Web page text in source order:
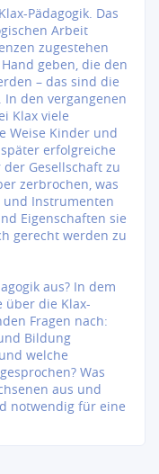
Pädagogik. Das
Arbeit
zugestehen
geben, die den
– das sind die
In den vergangenen
Klax viele
Weise Kinder und
erfolgreiche
Gesellschaft zu
zerbrochen, was
und Instrumenten
Eigenschaften sie
gerecht werden zu
aus? In dem
über die Klax-
Fragen nach:
Bildung
welche
Was
aus und
notwendig für eine